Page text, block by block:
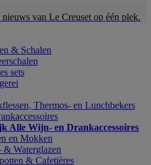
van Le Creuset op één plek.
& Schalen
sets
Thermos- en Lunchbekers
Alle Wijn- en Drankaccessoires
en Mokken
& Waterglazen
& Cafetières